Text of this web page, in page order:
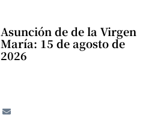
Asunción de de la Virgen
María: 15 de agosto de
2026